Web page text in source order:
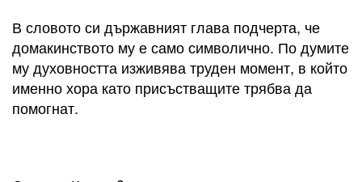
В словото си държавният глава подчерта, че
домакинството му е само символично. По думите
му духовността изживява труден момент, в който
именно хора като присъстващите трябва да
помогнат.